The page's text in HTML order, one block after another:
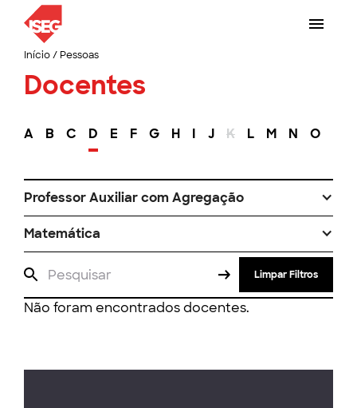
Início/ Pessoas
Docentes
A B C D E F G H I J K L M N O
Professor Auxiliar com Agregação
Matemática
Limpar Filtros
Não foram encontrados docentes.